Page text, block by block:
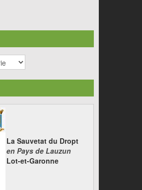
La Sauvetat du Dropt
en Pays de Lauzun
Lot-et-Garonne